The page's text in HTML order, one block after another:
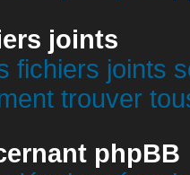
joints
fichiers joints
trouver
phpBB